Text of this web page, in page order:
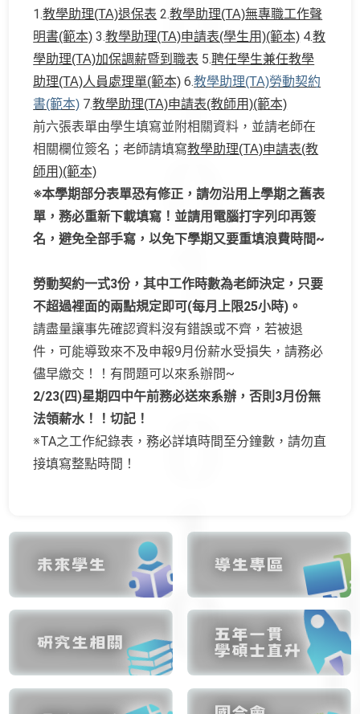
1.教學助理(TA)退保表 2.教學助理(TA)無專職工作聲
明書(範本) 3.教學助理(TA)申請表(學生用)(範本) 4.教
學助理(TA)加保調薪暨到職表 5.聘任學生兼任教學
助理(TA)人員處理單(範本) 6.教學助理(TA)勞動契約
書(範本) 7.教學助理(TA)申請表(教師用)(範本)
前六張表單由學生填寫並附相關資料，並請老師在
相關欄位簽名；老師請填寫教學助理(TA)申請表(教
師用)(範本)
※本學期部分表單恐有修正，請勿沿用上學期之舊表
單，務必重新下載填寫！並請用電腦打字列印再簽
名，避免全部手寫，以免下學期又要重填浪費時間~
勞動契約一式3份，其中工作時數為老師決定，只要
不超過裡面的兩點規定即可(每月上限25小時)。
請盡量讓事先確認資料沒有錯誤或不齊，若被退
件，可能導致來不及申報9月份薪水受損失，請務必
儘早繳交！！有問題可以來系辦問~
2/23(四)星期四中午前務必送來系辦，否則3月份無
法領薪水！！切記！
※TA之工作紀錄表，務必詳填時間至分鐘數，請勿直
接填寫整點時間！